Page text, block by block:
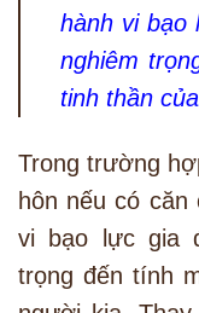
hành vi bạo
nghiêm
tinh thần
Trong trường
hôn nếu có
vi bạo lực gia
trọng đến tính